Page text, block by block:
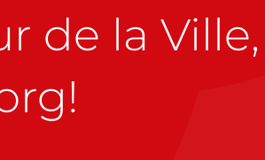
de la